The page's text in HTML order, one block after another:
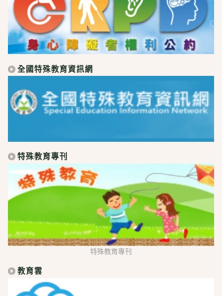
全國特殊教育資訊網
特殊教育專刊
特殊教育專刊
教育雲